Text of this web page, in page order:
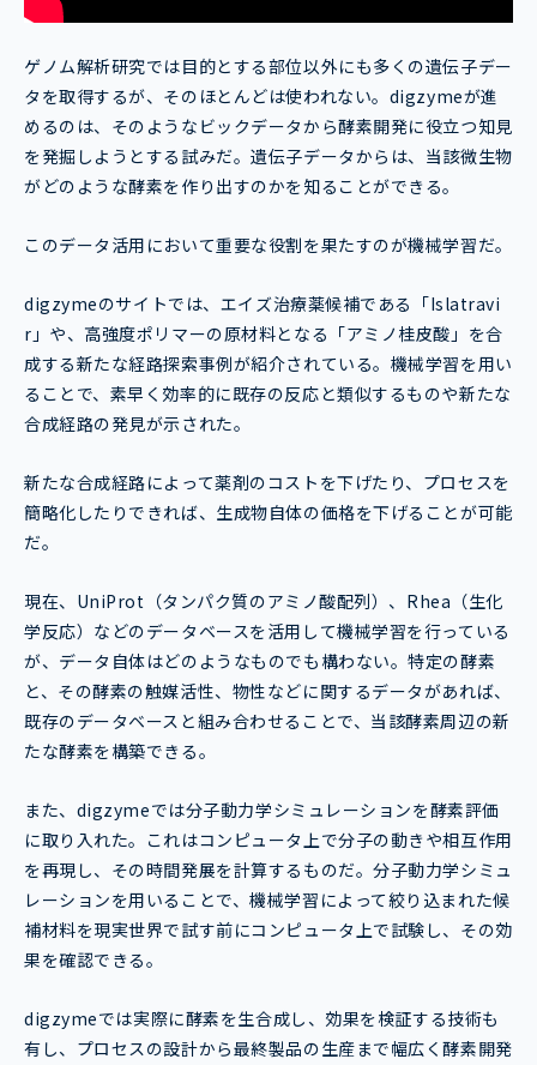
ゲノム解析研究では目的とする部位以外にも多くの遺伝子デー
タを取得するが、そのほとんどは使われない。digzymeが進
めるのは、そのようなビックデータから酵素開発に役立つ知見
を発掘しようとする試みだ。遺伝子データからは、当該微生物
がどのような酵素を作り出すのかを知ることができる。
このデータ活用において重要な役割を果たすのが機械学習だ。
digzymeのサイトでは、エイズ治療薬候補である「Islatravi
r」や、高強度ポリマーの原材料となる「アミノ桂皮酸」を合
成する新たな経路探索事例が紹介されている。機械学習を用い
ることで、素早く効率的に既存の反応と類似するものや新たな
合成経路の発見が示された。
新たな合成経路によって薬剤のコストを下げたり、プロセスを
簡略化したりできれば、生成物自体の価格を下げることが可能
だ。
現在、UniProt（タンパク質のアミノ酸配列）、Rhea（生化
学反応）などのデータベースを活用して機械学習を行っている
が、データ自体はどのようなものでも構わない。特定の酵素
と、その酵素の触媒活性、物性などに関するデータがあれば、
既存のデータベースと組み合わせることで、当該酵素周辺の新
たな酵素を構築できる。
また、digzymeでは分子動力学シミュレーションを酵素評価
に取り入れた。これはコンピュータ上で分子の動きや相互作用
を再現し、その時間発展を計算するものだ。分子動力学シミュ
レーションを用いることで、機械学習によって絞り込まれた候
補材料を現実世界で試す前にコンピュータ上で試験し、その効
果を確認できる。
digzymeでは実際に酵素を生合成し、効果を検証する技術も
有し、プロセスの設計から最終製品の生産まで幅広く酵素開発